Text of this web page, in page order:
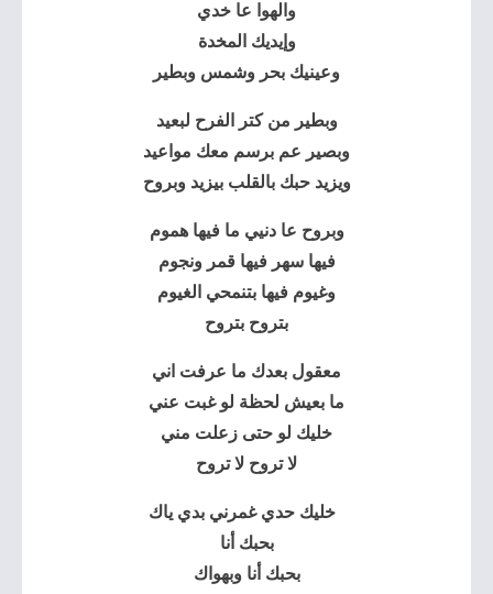
والهوا عا خدي
وإيديك المخدة
وعينيك بحر وشمس وبطير
وبطير من كتر الفرح لبعيد
وبصير عم برسم معك مواعيد
ويزيد حبك بالقلب بيزيد وبروح
وبروح عا دنيي ما فيها هموم
فيها سهر فيها قمر ونجوم
وغيوم فيها بتنمحي الغيوم
بتروح بتروح
معقول بعدك ما عرفت اني
ما بعيش لحظة لو غبت عني
خليك لو حتى زعلت مني
لا تروح لا تروح
خليك حدي غمرني بدي ياك
بحبك أنا
بحبك أنا وبهواك